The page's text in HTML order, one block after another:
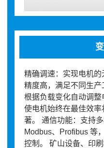
精确调速：实现电机的
精度高，满足不同生产
根据负载变化自动调整
使电机始终在最佳效
著。 通信功能：支持
Modbus、Profibus 等
控制。 矿山设备、印